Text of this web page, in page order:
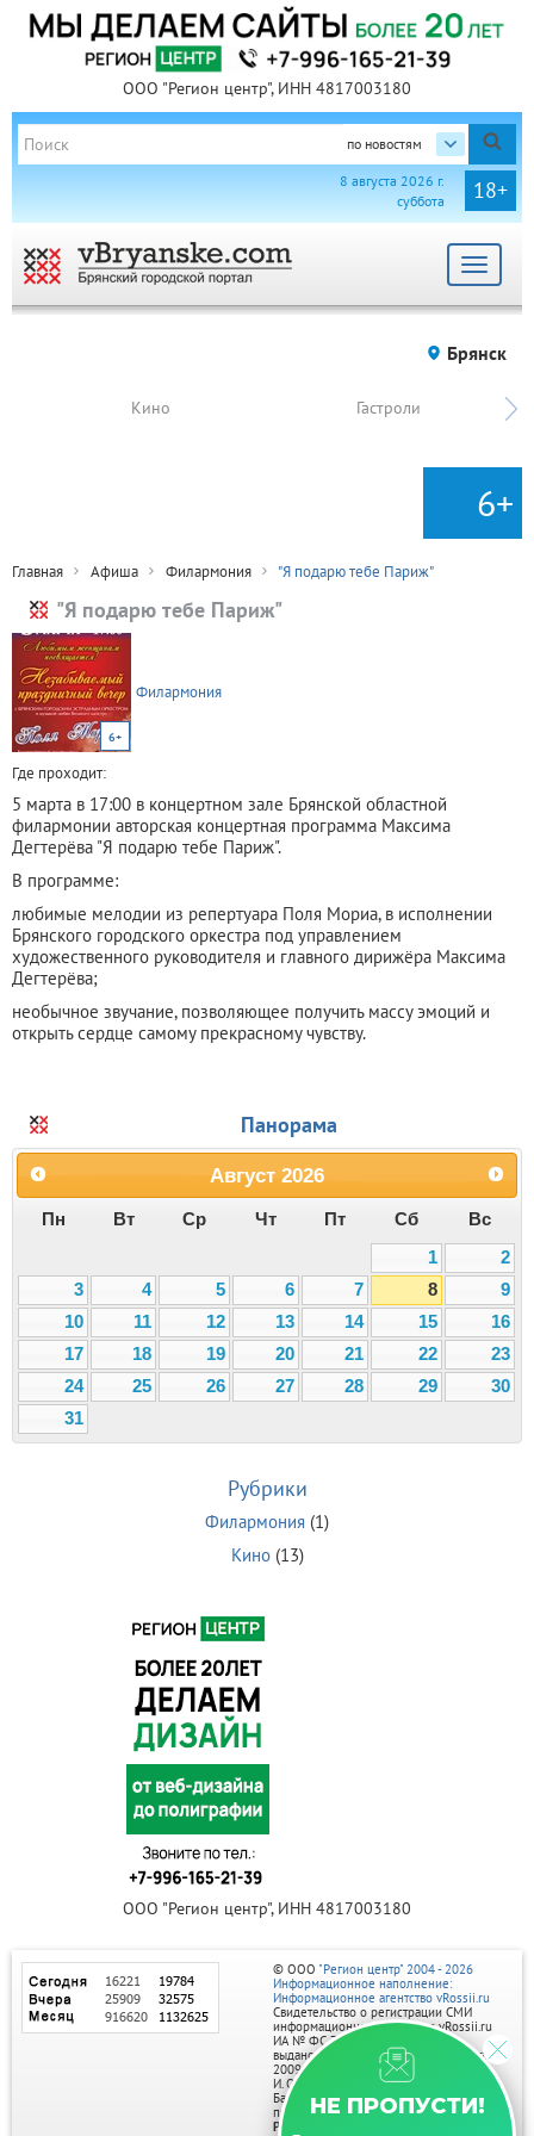
ООО "Регион центр", ИНН 4817003180
по новостям
18+
8 августа 2026 г.
суббота
Toggle
Брянск
Кино Гастроли
6+
Главная Афиша Филармония "Я подарю тебе Париж"
"Я подарю тебе Париж"
6+
Филармония
Где проходит:
5 марта в 17:00 в концертном зале Брянской областной
филармонии авторская концертная программа Максима
Дегтерёва "Я подарю тебе Париж".
В программе:
любимые мелодии из репертуара Поля Мориа, в исполнении
Брянского городского оркестра под управлением
художественного руководителя и главного дирижёра Максима
Дегтерёва;
необычное звучание, позволяющее получить массу эмоций и
открыть сердце самому прекрасному чувству.
Панорама
Август 2026
Пн Вт Ср Чт Пт Сб
Вс
1
2
3
4 5 6 7 8
9
10
11 12 13 14 15
16
17
18 19 20 21 22
23
24
25 26 27 28 29
30
31
Рубрики
Филармония (1)
Кино(13)
ООО "Регион центр", ИНН 4817003180
НЕ ПРОПУСТИ!
© ООО "Регион центр" 2004 - 2026
Информационное наполнение:
Информационное агентство vRossii.ru
Свидетельство о регистрации СМИ
информационного агентства vRossii.ru
ИА № ФС 77‑35502
выдано РОСКОМНАДЗОРом 04 марта
2009г.
И. О. Главного редактора Нарыков А. Н.
Баннеры на портале размещаются на
правах рекламы.
Реклама на портале: